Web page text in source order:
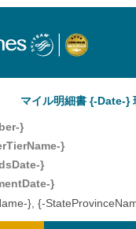
マイル明細書 {-Date-}
}
}
}
}
}, {-